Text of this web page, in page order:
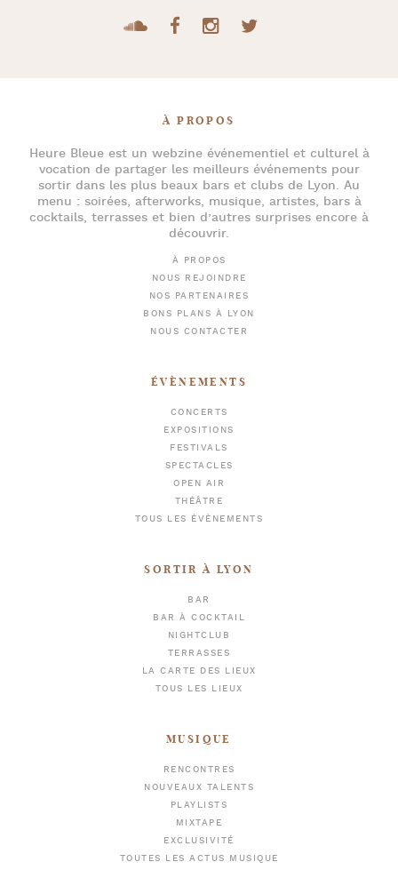
À PROPOS
Heure Bleueest un webzine événementiel et culturel à
vocation de partager les meilleurs événements pour
sortir dans les plus beaux bars et clubs de Lyon. Au
menu : soirées, afterworks, musique, artistes, bars à
cocktails, terrasses et bien d’autres surprises encore à
découvrir.
À PROPOS
NOUS REJOINDRE
NOS PARTENAIRES
BONS PLANS À LYON
NOUS CONTACTER
ÉVÈNEMENTS
CONCERTS
EXPOSITIONS
FESTIVALS
SPECTACLES
OPEN AIR
THÉÂTRE
TOUS LES ÉVÈNEMENTS
SORTIR À LYON
BAR
BAR À COCKTAIL
NIGHTCLUB
TERRASSES
LA CARTE DES LIEUX
TOUS LES LIEUX
MUSIQUE
RENCONTRES
NOUVEAUX TALENTS
PLAYLISTS
MIXTAPE
EXCLUSIVITÉ
TOUTES LES ACTUS MUSIQUE